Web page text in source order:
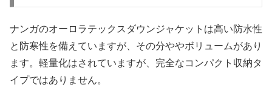
ナンガのオーロラテックスダウンジャケットは高い防水性
と防寒性を備えていますが、その分ややボリュームがあり
ます。軽量化はされていますが、完全なコンパクト収納タ
イプではありません。